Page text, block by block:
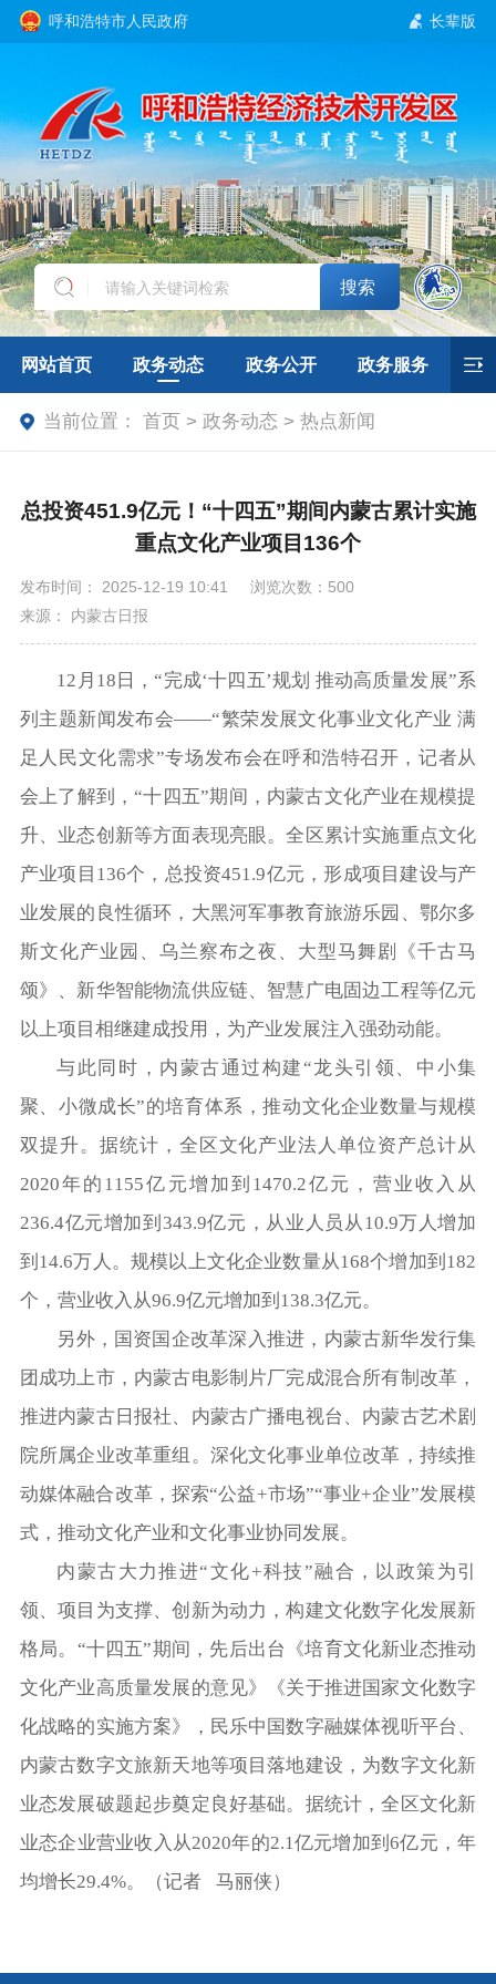
呼和浩特市人民政府 长辈版
搜索
网站首页 政务动态 政务公开 政务服务
互动交流 招商引资 专题专栏
当前位置： 首页 > 政务动态 > 热点新闻
总投资451.9亿元！“十四五”期间内蒙古累计实施
重点文化产业项目136个
发布时间： 2025-12-19 10:41 浏览次数：500
来源： 内蒙古日报
12月18日，“完成‘十四五’规划 推动高质量发展”系
列主题新闻发布会——“繁荣发展文化事业文化产业 满
足人民文化需求”专场发布会在呼和浩特召开，记者从
会上了解到，“十四五”期间，内蒙古文化产业在规模提
升、业态创新等方面表现亮眼。全区累计实施重点文化
产业项目136个，总投资451.9亿元，形成项目建设与产
业发展的良性循环，大黑河军事教育旅游乐园、鄂尔多
斯文化产业园、乌兰察布之夜、大型马舞剧《千古马
颂》、新华智能物流供应链、智慧广电固边工程等亿元
以上项目相继建成投用，为产业发展注入强劲动能。
与此同时，内蒙古通过构建“龙头引领、中小集
聚、小微成长”的培育体系，推动文化企业数量与规模
双提升。据统计，全区文化产业法人单位资产总计从
2020年的1155亿元增加到1470.2亿元，营业收入从
236.4亿元增加到343.9亿元，从业人员从10.9万人增加
到14.6万人。规模以上文化企业数量从168个增加到182
个，营业收入从96.9亿元增加到138.3亿元。
另外，国资国企改革深入推进，内蒙古新华发行集
团成功上市，内蒙古电影制片厂完成混合所有制改革，
推进内蒙古日报社、内蒙古广播电视台、内蒙古艺术剧
院所属企业改革重组。深化文化事业单位改革，持续推
动媒体融合改革，探索“公益+市场”“事业+企业”发展模
式，推动文化产业和文化事业协同发展。
内蒙古大力推进“文化+科技”融合，以政策为引
领、项目为支撑、创新为动力，构建文化数字化发展新
格局。“十四五”期间，先后出台《培育文化新业态推动
文化产业高质量发展的意见》《关于推进国家文化数字
化战略的实施方案》，民乐中国数字融媒体视听平台、
内蒙古数字文旅新天地等项目落地建设，为数字文化新
业态发展破题起步奠定良好基础。据统计，全区文化新
业态企业营业收入从2020年的2.1亿元增加到6亿元，年
均增长29.4%。（记者 马丽侠）